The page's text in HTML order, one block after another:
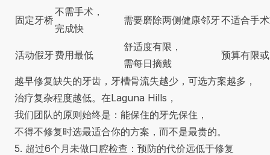
固定牙桥
不需手术，
完成快
需要磨除两侧健康邻牙不适合手
活动假牙费用最低
舒适度有限，
需每日摘戴
预算有限
越早修复缺失的牙齿，牙槽骨流失越少，可选方案越多，
治疗复杂程度越低。在Laguna Hills，
我们团队的原则始终是：能保住的牙先保住，
不得不修复时选最适合你的方案，而不是最贵的。
5. 超过6个月未做口腔检查：预防的代价远低于修复